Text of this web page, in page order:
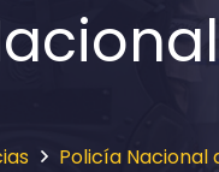
Policía Nacional